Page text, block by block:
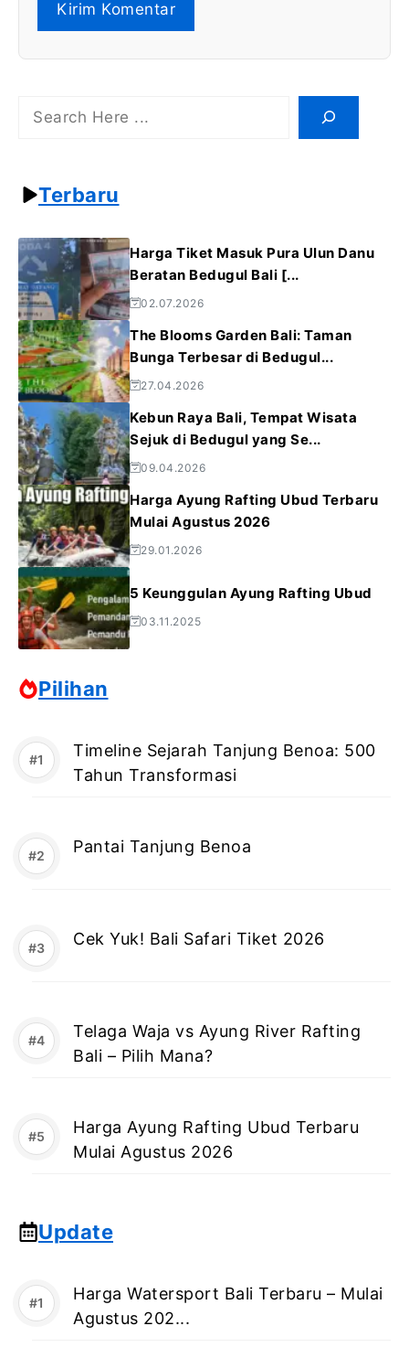
Search
Terbaru
Harga Tiket Masuk Pura Ulun Danu
Beratan Bedugul Bali [...
02.07.2026
The Blooms Garden Bali: Taman
Bunga Terbesar di Bedugul...
27.04.2026
Kebun Raya Bali, Tempat Wisata
Sejuk di Bedugul yang Se...
09.04.2026
Harga Ayung Rafting Ubud Terbaru
Mulai Agustus 2026
29.01.2026
5 Keunggulan Ayung Rafting Ubud
03.11.2025
Pilihan
Timeline Sejarah Tanjung Benoa: 500
Tahun Transformasi
Pantai Tanjung Benoa
Cek Yuk! Bali Safari Tiket 2026
Telaga Waja vs Ayung River Rafting
Bali – Pilih Mana?
Harga Ayung Rafting Ubud Terbaru
Mulai Agustus 2026
Update
Harga Watersport Bali Terbaru – Mulai
Agustus 202...